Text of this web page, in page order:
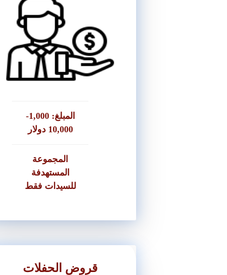
المبلغ: 1,000-
10,000 دولار
المجموعة
المستهدفة
للسيدات فقط
المتطلبات
● شيكات ضمان للقروض ما فوق 3,000
دولار او ما يعادلها بالشيقل
قروض الحفلات